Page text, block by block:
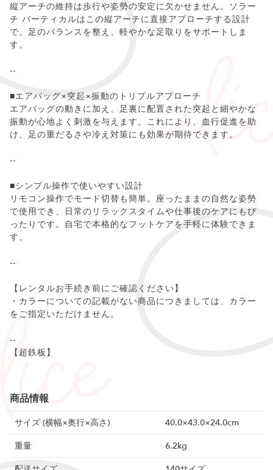
縦アーチの維持は歩行や姿勢の安定に欠かせません。ソラー
チ バーティカルはこの縦アーチに直接アプローチする設計
で、足のバランスを整え、軽やかな足取りをサポートしま
す。
--
■エアバッグ×突起×振動のトリプルアプローチ
エアバッグの動きに加え、足裏に配置された突起と細やかな
振動が心地よく刺激を与えます。これにより、血行促進を助
け、足の重だるさや冷え対策にも効果が期待できます。
--
■シンプル操作で使いやすい設計
リモコン操作でモード切替も簡単。座ったままの自然な姿勢
で使用でき、日常のリラックスタイムや仕事後のケアにもぴ
ったりです。自宅で本格的なフットケアを手軽に体験できま
す。
--
【レンタルお手続き前にご確認ください】
・カラーについての記載がない商品につきましては、カラー
をご指定いただけません。
--
【超鉄板】
商品情報
サイズ (横幅×奥行×高さ)
40.0×43.0×24.0cm
重量
6.2kg